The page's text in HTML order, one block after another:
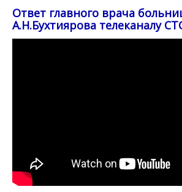
Ответ главного врача
А.Н.Бухтиярова телеканалу